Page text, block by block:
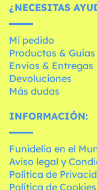
¿NECESITAS
Mi pedido
Productos &
Envíos & Entregas
Devoluciones
Más dudas
INFORMACIÓN:
Funidelia en el
Aviso legal y
Política de
Política de Cookies